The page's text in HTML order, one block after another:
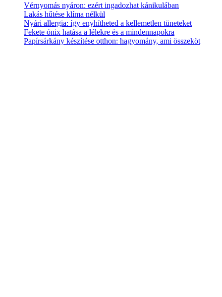
Vérnyomás nyáron: ezért ingadozhat kánikulában
Lakás hűtése klíma nélkül
Nyári allergia: így enyhítheted a kellemetlen tüneteket
Fekete ónix hatása a lélekre és a mindennapokra
Papírsárkány készítése otthon: hagyomány, ami összeköt